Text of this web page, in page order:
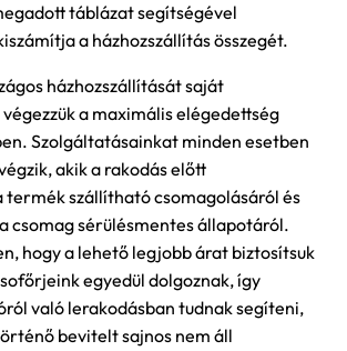
táblázat segítségével
a házhozszállítás összegét.
házhozszállítását saját
a maximális elégedettség
Szolgáltatásainkat minden esetben
akik a rakodás előtt
termék szállítható csomagolásáról és
csomag sérülésmentes állapotáról.
hogy a lehető legjobb árat biztosítsuk
egyedül dolgoznak, így
való lerakodásban tudnak segíteni,
bevitelt sajnos nem áll